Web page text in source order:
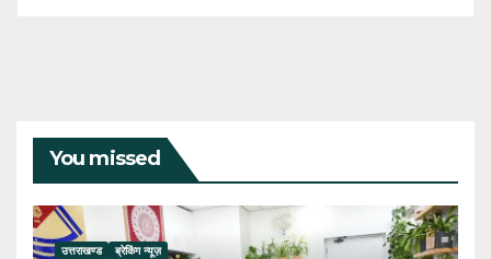
You missed
उत्तराखण्ड ब्रेकिंग न्यूज़